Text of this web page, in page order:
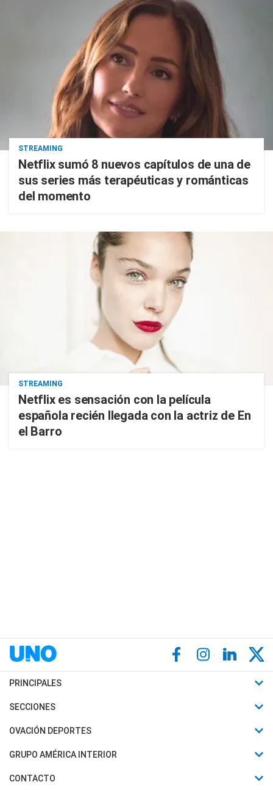
STREAMING
Netflix sumó 8 nuevos capítulos de una de
sus series más terapéuticas y románticas
del momento
STREAMING
Netflix es sensación con la película
española recién llegada con la actriz de En
el Barro
PRINCIPALES
Últimas Noticias
Política
Judiciales
SECCIONES
Horóscopo
Motores
OVACIÓN DEPORTES
Fútbol
Mundial
GRUPO AMÉRICA INTERIOR
Canal 7 en Vivo
CONTACTO